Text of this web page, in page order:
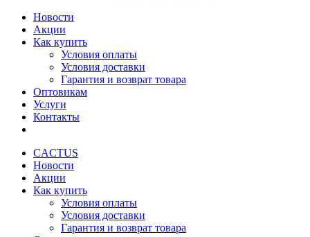
Новости
Акции
Как купить
Условия оплаты
Условия доставки
Гарантия и возврат товара
Оптовикам
Услуги
Контакты
CACTUS
Новости
Акции
Как купить
Условия оплаты
Условия доставки
Гарантия и возврат товара